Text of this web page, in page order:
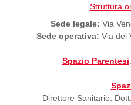
Struttura
Sede legale: Via
Sede operativa: Via dei
Spazio Parentesi
Direttore Sanitario: